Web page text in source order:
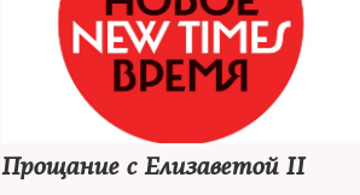
Прощание с Елизаветой II